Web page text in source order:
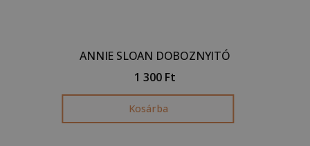
ANNIE SLOAN DOBOZNYITÓ
1 300 Ft
Kosárba